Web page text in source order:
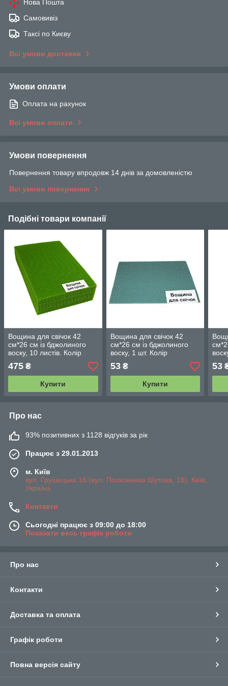
Нова Пошта
Самовивіз
Таксі по Києву
Всі умови доставки
Умови оплати
Оплата на рахунок
Всі умови оплати
Умови повернення
Повернення товару впродовж 14 днів за домовленістю
Всі умови повернення
Подібні товари компанії
Вощина для свічок 42
см*26 см із бджолиного
воску, 10 листів. Колір
зелений.
475 ₴
Купити
Вощина для свічок 42
см*26 см із бджолиного
воску, 1 шт. Колір
бірюзовий.
53₴
Купити
53
Про нас
93% позитивних з 1128 відгуків за рік
Працює з 29.01.2013
м. Київ
вул. Грушецька 16 (вул. Полковника Шутова, 16), Київ,
Україна
Контакти
Сьогодні працює з 09:00 до 18:00
Показати весь графік роботи
Про нас
Контакти
Доставка та оплата
Графік роботи
Повна версія сайту